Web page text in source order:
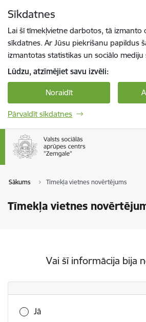
Sīkdatnes
Lai šī tīmekļvietne darbotos, tā izmanto
sīkdatnes. Ar Jūsu piekrišanu papildus
izmantotas statistikas un sociālo mediju
Lūdzu, atzīmējiet savu izvēli:
Noraidīt
Pārvaldīt sīkdatnes
Sākums Tīmekļa vietnes novērtējums
Tīmekļa vietnes
Vai šī informācija bija
Vai šī informācija bija noderīga?
Jā